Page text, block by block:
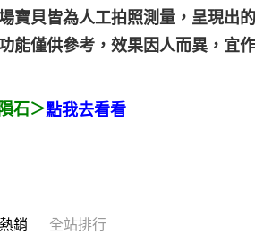
寶貝皆為人工拍照測量，呈現出
能僅供參考，效果因人而異，宜
石＞點我去看看
銷 全站排行